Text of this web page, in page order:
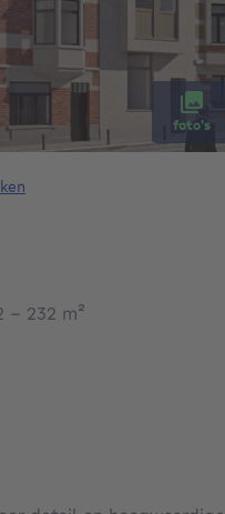
foto's
- 232 m²vierkante meters